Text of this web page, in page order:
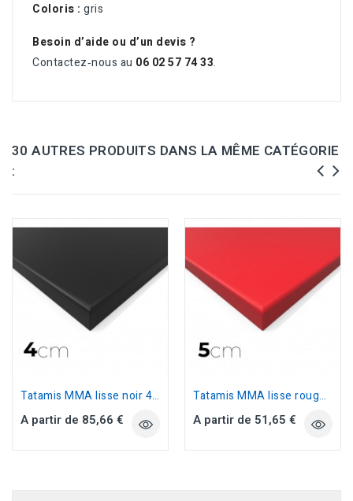
Coloris : gris
Besoin d’aide ou d’un devis ?
Contactez‑nous au 06 02 57 74 33.
30 AUTRES PRODUITS DANS LA MÊME CATÉGORIE
:
Tatamis MMA lisse noir 4cm 2m x 1m...
A partir de 85,66 €
Tatamis MMA lisse rouge 5cm 1m x 1m...
A partir de 51,65 €